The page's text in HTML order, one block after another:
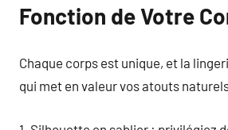
Fonction de Votre
Chaque corps est unique, et la
qui met en valeur vos atouts